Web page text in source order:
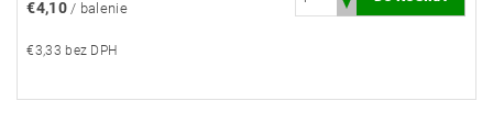
€4,10 / balenie
€3,33 bez DPH